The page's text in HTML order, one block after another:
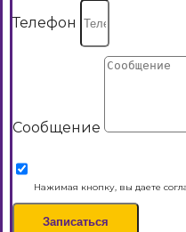
Телефон
Сообщение
Нажимая кнопку, вы даете
Записаться